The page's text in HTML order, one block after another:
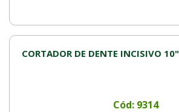
CORTADOR DE DENTE INCISIVO 10"
Cód: 9314